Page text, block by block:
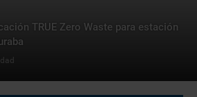
TRUE Zero Waste para estación